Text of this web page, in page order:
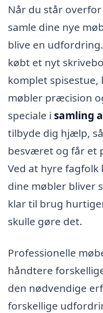
Når du står
samle dine nye
blive en
købt et nyt
komplet
møbler præcision
speciale i samling
tilbyde dig hjælp,
besværet og får et
Ved at hyre fagfolk
dine møbler bliver
klar til brug
skulle gøre det.
Professionelle
håndtere
den nødvendige
forskellige